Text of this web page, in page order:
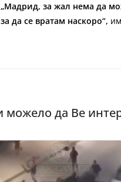
„Мадрид, за жал нема да
за да се вратам наскоро“,